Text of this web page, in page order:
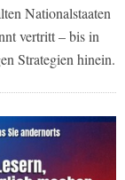
Nationalstaaten
vertritt – bis in
Strategien hinein.